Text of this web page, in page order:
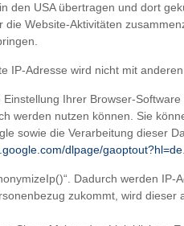
den USA übertragen und dort
Website-Aktivitäten
Adresse wird nicht mit
Ihrer Browser-
werden nutzen können. Sie
sowie die Verarbeitung dieser
dlpage/gaoptout?hl=de
Dadurch werden
zukommt, wird